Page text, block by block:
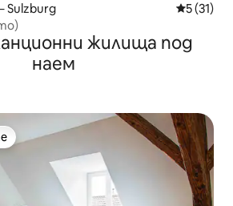
Sulzburg Средна
5 (31)
жилища под
наем